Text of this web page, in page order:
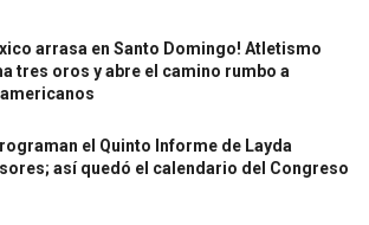
arrasa en Santo Domingo! Atletismo
tres oros y abre el camino rumbo a
el Quinto Informe de Layda
así quedó el calendario del Congreso